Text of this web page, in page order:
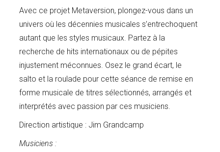
Avec ce projet Metaversion, plongez-vous dans un
univers où les décennies musicales s’entrechoquent
autant que les styles musicaux. Partez à la
recherche de hits internationaux ou de pépites
injustement méconnues. Osez le grand écart, le
salto et la roulade pour cette séance de remise en
forme musicale de titres sélectionnés, arrangés et
interprétés avec passion par ces musiciens.
Direction artistique : Jim Grandcamp
Musiciens :